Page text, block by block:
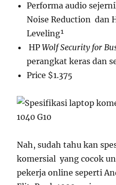
Performa audio
Noise Reduction dan
Leveling¹
HPWolf Security for
perangkat keras dan
Price $1.375
Nah, sudah tahu kan
komersial yang cocok
pekerja online seperti